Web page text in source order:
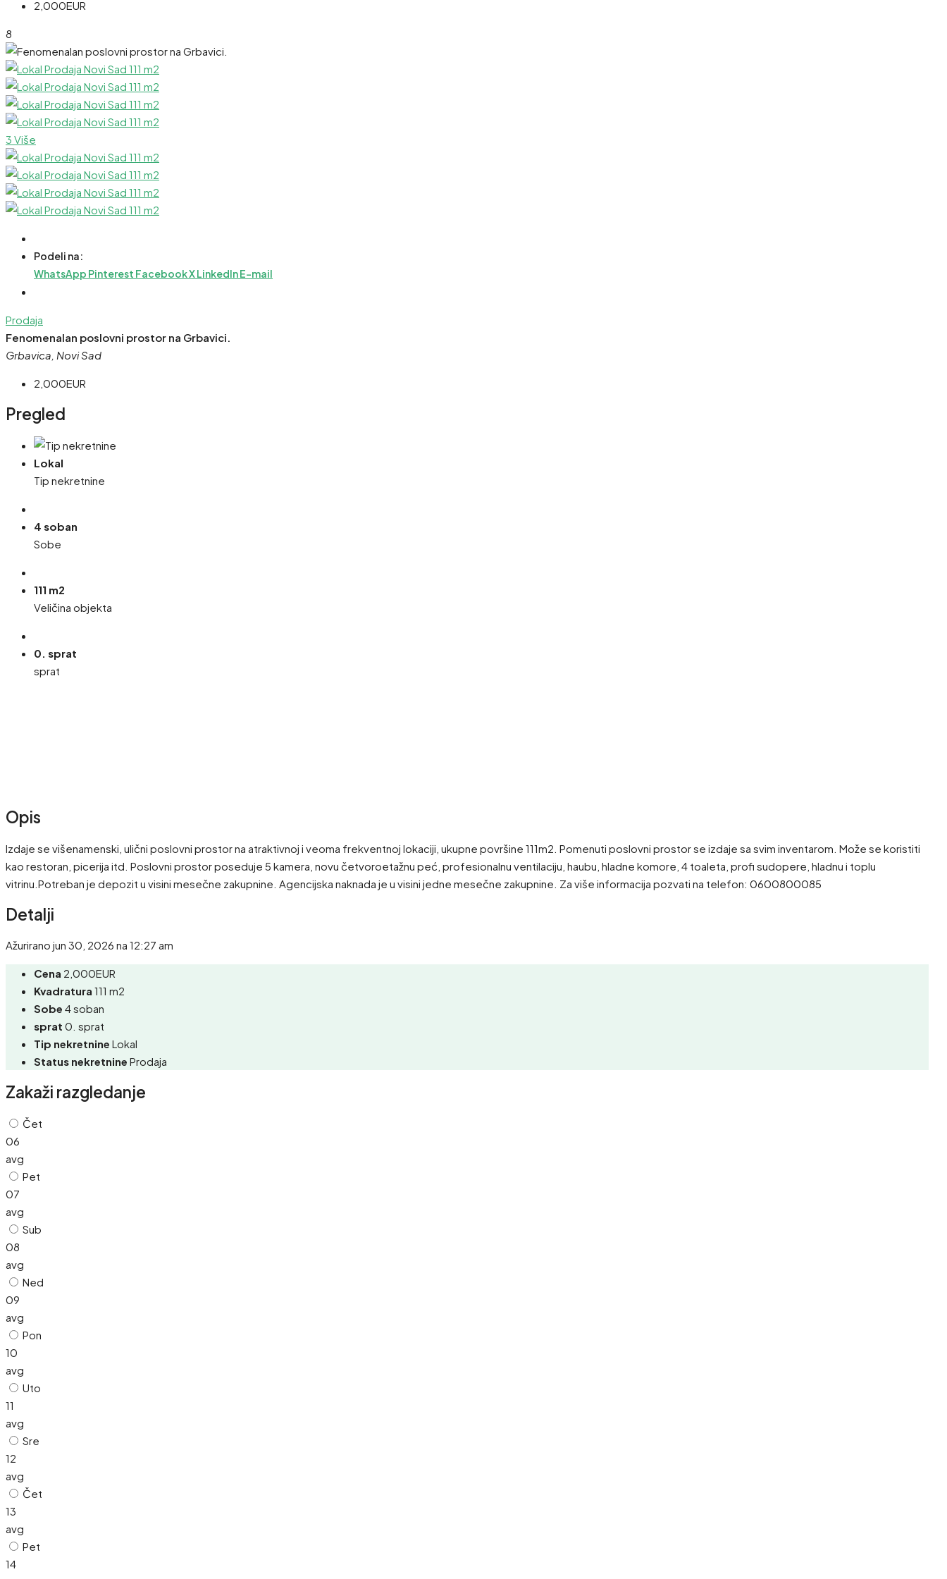
2,000EUR
8
3 Više
Podeli na:
WhatsApp Pinterest FacebookXLinkedInE-mail
Prodaja
Fenomenalan poslovni prostor na Grbavici.
Grbavica, Novi Sad
2,000EUR
Pregled
Lokal
Tip nekretnine
4 soban
Sobe
111 m2
Veličina objekta
0. sprat
sprat
Opis
Izdaje se višenamenski, ulični poslovni prostor na atraktivnoj i veoma frekventnoj lokaciji, ukupne površine 111m2. Pomenuti poslovni prostor se izdaje sa svim inventarom. Može se koristiti
kao restoran, picerija itd. Poslovni prostor poseduje 5 kamera, novu četvoroetažnu peć, profesionalnu ventilaciju, haubu, hladne komore, 4 toaleta, profi sudopere, hladnu i toplu
vitrinu.Potreban je depozit u visini mesečne zakupnine. Agencijska naknada je u visini jedne mesečne zakupnine. Za više informacija pozvati na telefon: 0600800085
Detalji
Ažurirano jun 30, 2026 na 12:27 am
Cena 2,000EUR
Kvadratura 111 m2
Sobe 4 soban
sprat 0. sprat
Tip nekretnine Lokal
Status nekretnine Prodaja
Zakaži razgledanje
Čet
06
avg
Pet
07
avg
Sub
08
avg
Ned
09
avg
Pon
10
avg
Uto
11
avg
Sre
12
avg
Čet
13
avg
Pet
14